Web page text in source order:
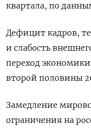
квартала, по
Дефицит кадров,
и слабость
переход
второй половины
Замедление
ограничения на